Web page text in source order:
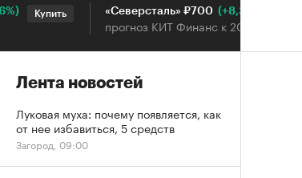
Купить «Северсталь» ₽700 (+8,39%)
прогноз КИТ Финанс к 20.07.27
Лента новостей
Луковая муха: почему появляется, как
от нее избавиться, 5 средств
Загород, 09:00